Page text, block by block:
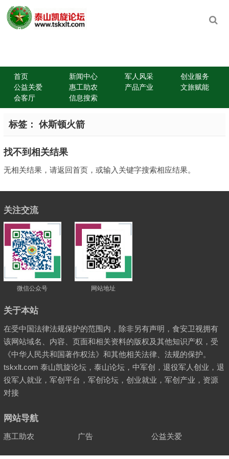
首页 新闻中心 军人风采
创业服务
公益关爱
惠工助农 产品产业
文旅赋能
会客厅
信息搜索
标签： 休斯顿火箭
找不到相关结果
无相关结果，请返回首页，或输入关键字搜索相应结果。
关注交流
微信公众号 网站地址
关于本站
在受中国法律法规保护的范围内，除非另有声明，食安卫视拥有
该网站域名、内容、页面和相关资料的版权及其他知识产权，受
《中华人民共和国著作权法》和其他相关法律、法规的保护。
tskxlt.com 泰山凯旋论坛，泰山论坛，中军创，退役军人创业，退
役军人就业，军创平台，军创论坛，创业就业，军创产业，资源
对接
网站导航
惠工助农 广告 公益关爱